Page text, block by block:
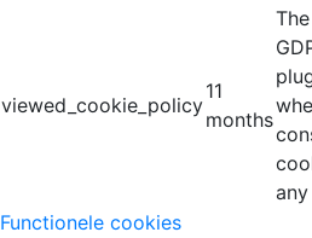
viewed_cookie_policy
11
months
Functionele cookies